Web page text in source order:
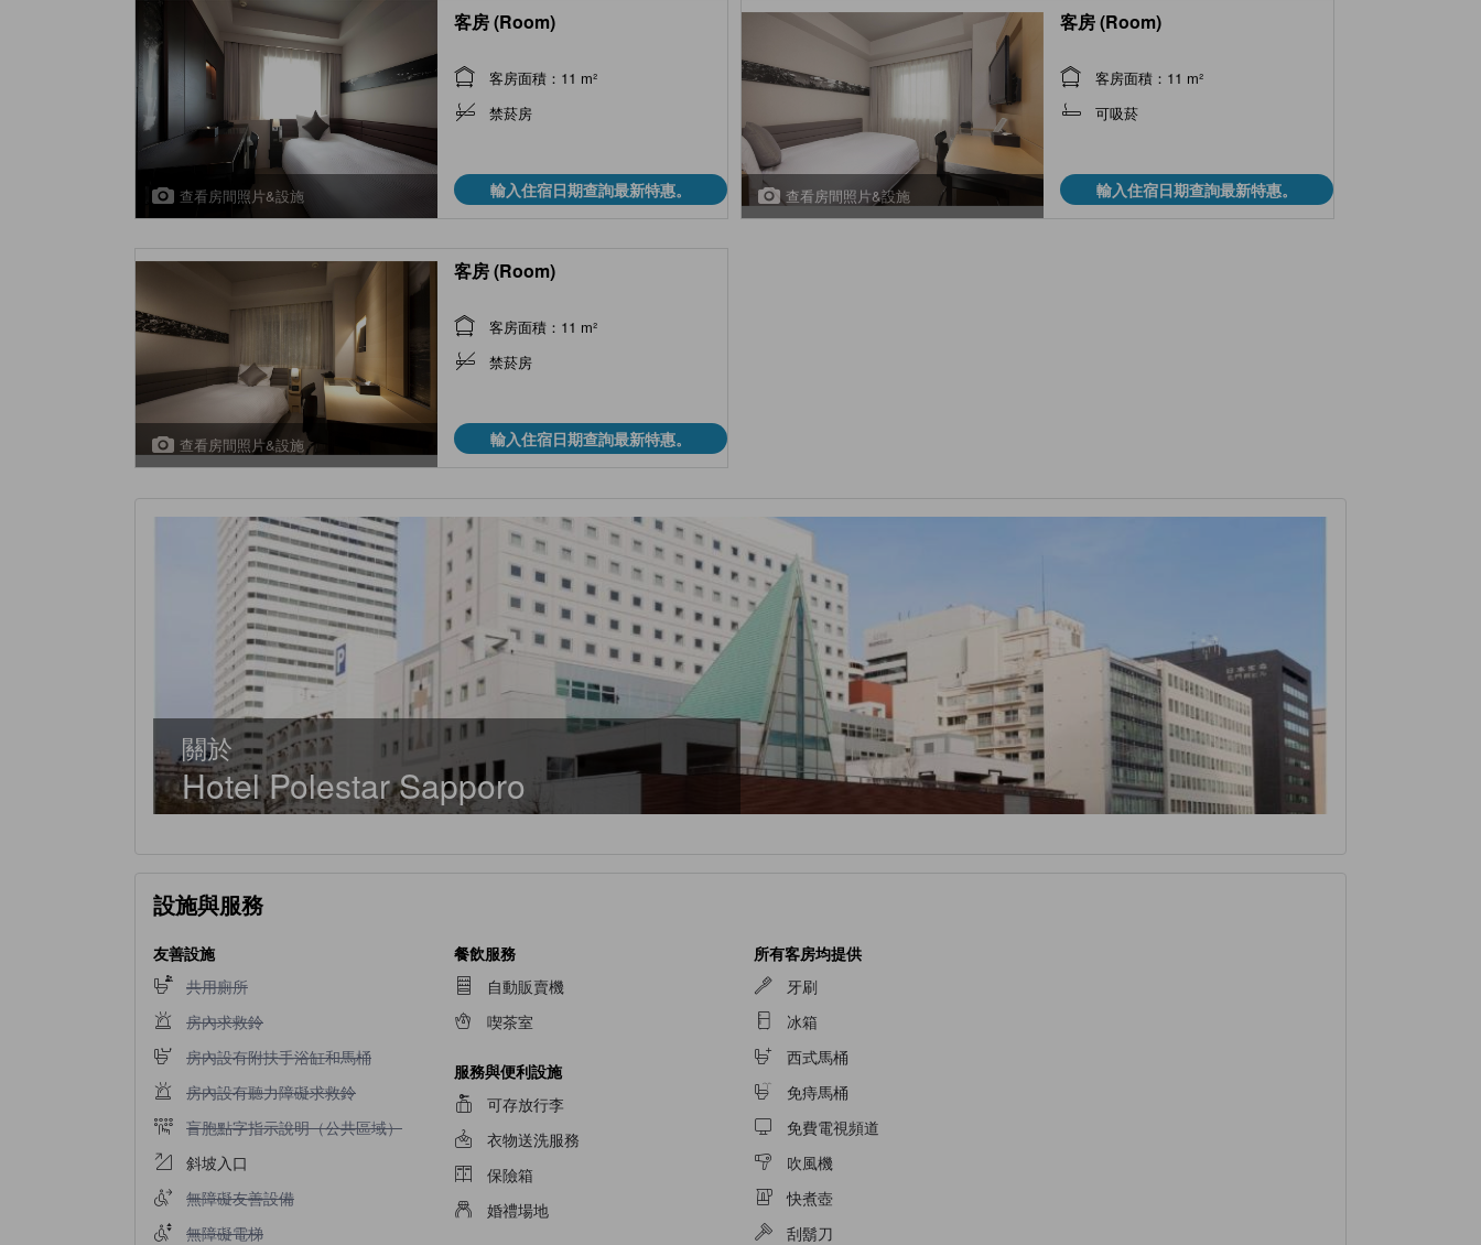
查看房間照片&設施
客房 (Room)
客房面積：11 m²
禁菸房
輸入住宿日期查詢最新特惠。 查看房間照片&設施
客房 (Room)
客房面積：11 m²
可吸菸
輸入住宿日期查詢最新特惠。
查看房間照片&設施
客房 (Room)
客房面積：11 m²
禁菸房
輸入住宿日期查詢最新特惠。
關於
Hotel Polestar Sapporo
設施與服務
友善設施
不提供共用廁所
共用廁所
不提供房內求救鈴
房內求救鈴
不提供房內設有附扶手浴缸和馬桶
房內設有附扶手浴缸和馬桶
不提供房內設有聽力障礙求救鈴
房內設有聽力障礙求救鈴
不提供盲胞點字指示說明（公共區域）
盲胞點字指示說明（公共區域）
斜坡入口
不提供無障礙友善設備
無障礙友善設備
不提供無障礙電梯
無障礙電梯
餐飲服務
自動販賣機
喫茶室
服務與便利設施
可存放行李
衣物送洗服務
保險箱
婚禮場地
所有客房均提供
牙刷
冰箱
西式馬桶
免痔馬桶
免費電視頻道
吹風機
快煮壺
刮鬍刀